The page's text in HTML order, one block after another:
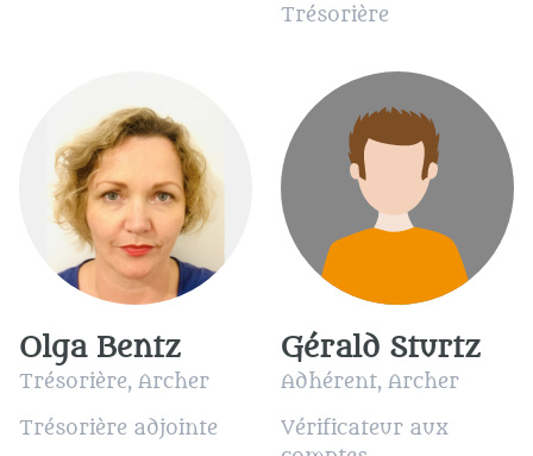
Trésorière
Olga Bentz
Trésorière, Archer
Trésorière adjointe
Gérald Sturtz
Adhérent, Archer
Vérificateur aux